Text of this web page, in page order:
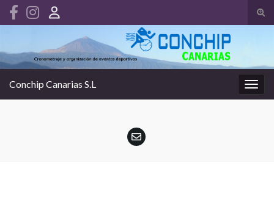
el
Search for:
la
Conchip Canarias S.L